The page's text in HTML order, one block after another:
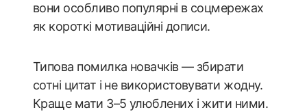
вони особливо популярні в соцмережах
як короткі мотиваційні дописи.
Типова помилка новачків — збирати
сотні цитат і не використовувати жодну.
Краще мати 3–5 улюблених і жити ними.